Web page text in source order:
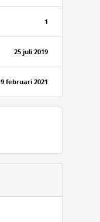
1
25 juli 2019
9 februari 2021